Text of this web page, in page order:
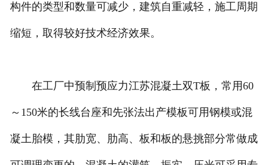
构件的类型和数量可减少，建筑自重减轻，施工周期
缩短，取得较好技术经济效果。
在工厂中预制预应力江苏混凝土双T板，常用60
～150米的长线台座和先张法出产模板可用钢模或混
凝土胎模，其肋宽、肋高、板和板的悬挑部分常做成